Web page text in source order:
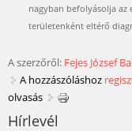
nagyban befolyásolja az
területenként eltérő
A szerzőről: Fejes József
A hozzászóláshoz
olvasás
Hírlevél